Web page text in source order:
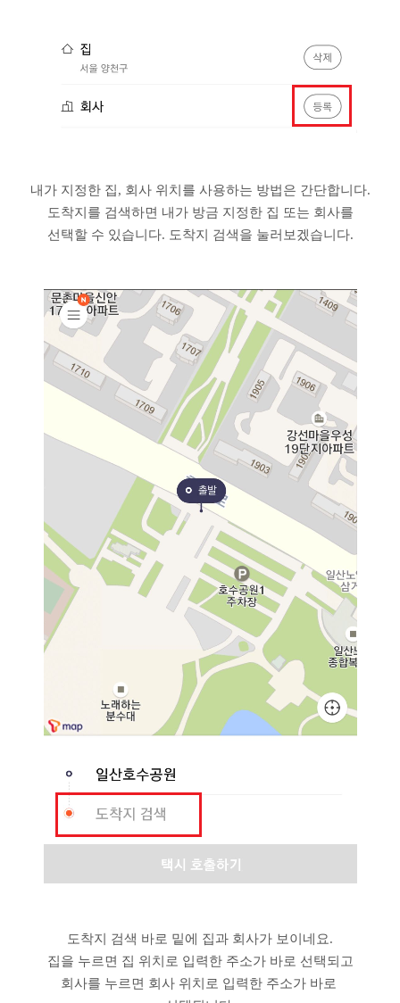
내가 지정한 집, 회사 위치를 사용하는 방법은 간단합니다.
도착지를 검색하면 내가 방금 지정한 집 또는 회사를
선택할 수 있습니다. 도착지 검색을 눌러보겠습니다.
도착지 검색 바로 밑에 집과 회사가 보이네요.
집을 누르면 집 위치로 입력한 주소가 바로 선택되고
회사를 누르면 회사 위치로 입력한 주소가 바로